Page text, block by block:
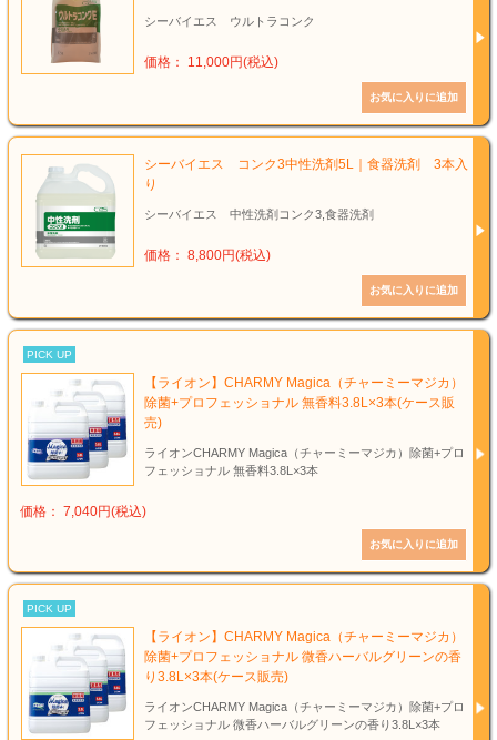
シーバイエス ウルトラコンク
価格： 11,000円(税込)
シーバイエス コンク3中性洗剤5L｜食器洗剤 3本入
り
シーバイエス 中性洗剤コンク3,食器洗剤
価格： 8,800円(税込)
PICK UP
【ライオン】CHARMY Magica（チャーミーマジカ）
除菌+プロフェッショナル 無香料3.8L×3本(ケース販
売)
ライオンCHARMY Magica（チャーミーマジカ）除菌+プロ
フェッショナル 無香料3.8L×3本
価格： 7,040円(税込)
PICK UP
【ライオン】CHARMY Magica（チャーミーマジカ）
除菌+プロフェッショナル 微香ハーバルグリーンの香
り3.8L×3本(ケース販売)
ライオンCHARMY Magica（チャーミーマジカ）除菌+プロ
フェッショナル 微香ハーバルグリーンの香り3.8L×3本